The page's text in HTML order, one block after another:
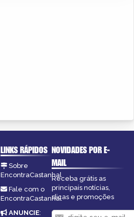
LINKS RÁPIDOS
Sobre
EncontraCastanhal
Fale com o
EncontraCastanhal
ANUNCIE:
NOVIDADES POR E-
MAIL
Receba grátis as
principais notícias,
dicas e promoções